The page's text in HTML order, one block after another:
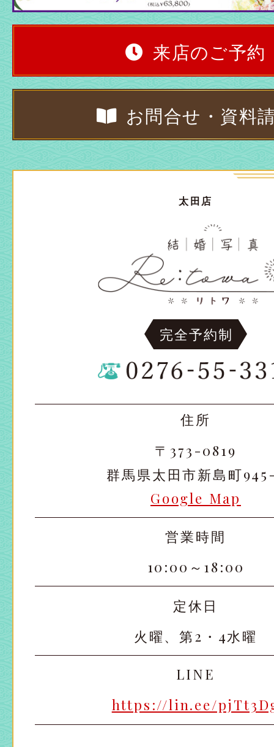
太田店
大宮店
太田店
大宮店
来店のご予約
お問合せ・資料
太田店
完全予約制
住所
〒373-0819
群馬県太田市新島町
Google Map
営業時間
10:00～18:00
定休日
火曜、第2・4水曜
LINE
https://lin.ee/